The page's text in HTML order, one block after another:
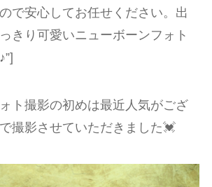
で安心してお任せください。出
きり可愛いニューボーンフォト
ト撮影の初めは最近人気がござ
撮影させていただきました💓